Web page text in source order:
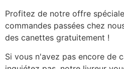
Profitez de notre offre
commandes passées chez
des canettes gratuitement !
Si vous n'avez pas encore de